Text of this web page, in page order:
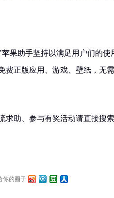
果助手坚持以满足用户们的
费正版应用、游戏、壁纸，无
求助、参与有奖活动请直接搜
你的圈子